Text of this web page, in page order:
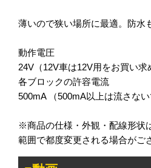
薄いので狭い場所に最適。防水
動作電圧
24V（12V車は12V用をお買い求
各ブロックの許容電流
500mA （500mA以上は流さない
※商品の仕様・外観・配線形状
範囲で都度変更される場合がご